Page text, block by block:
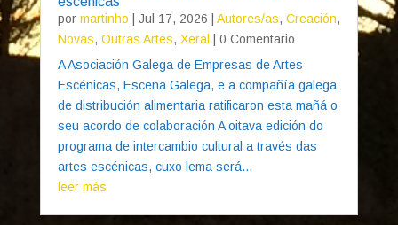
por martinho Jul 17, 2026 Autores/as, Creación,
Novas, Outras Artes, Xeral
| 0 Comentario
A Asociación Galega de Empresas de Artes
Escénicas, Escena Galega, e a compañía galega
de distribución alimentaria ratificaron esta mañá o
seu acordo de colaboración A oitava edición do
programa de intercambio cultural a través das
artes escénicas, cuxo lema será...
leer más